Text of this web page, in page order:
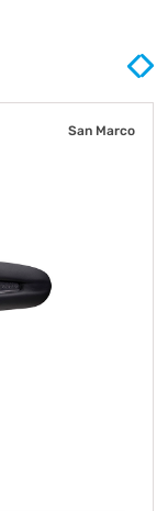
San Marco